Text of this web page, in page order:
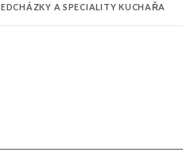
A SPECIALITY KUCHAŘA